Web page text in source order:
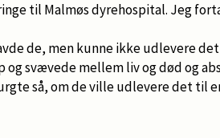
til Malmøs dyrehospital. Jeg
de, men kunne ikke udlevere
og svævede mellem liv og død og
så, om de ville udlevere det til